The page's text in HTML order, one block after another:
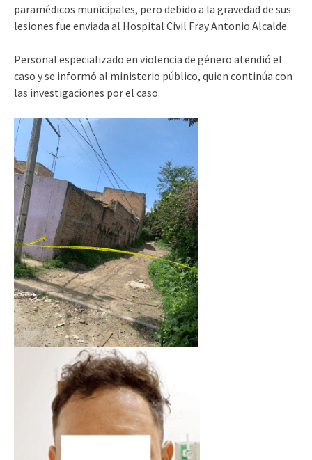
paramédicos municipales, pero debido a la gravedad de sus
lesiones fue enviada al Hospital Civil Fray Antonio Alcalde.
Personal especializado en violencia de género atendió el
caso y se informó al ministerio público, quien continúa con
las investigaciones por el caso.